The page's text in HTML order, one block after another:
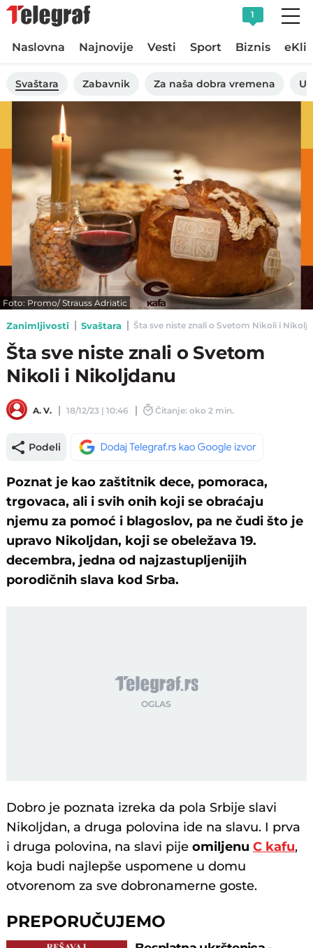
1
Naslovna Najnovije Vesti Sport Biznis
Svaštara Zabavnik Za naša dobra vremena
Foto: Promo/ Strauss Adriatic
Zanimljivosti Svaštara Šta sve niste znali o Svetom Nikoli i
Šta sve niste znali o Svetom
Nikoli i Nikoljdanu
A. V. 18/12/23 | 10:46 Čitanje: oko 2 min.
Podeli
Poznat je kao zaštitnik dece, pomoraca,
trgovaca, ali i svih onih koji se obraćaju
njemu za pomoć i blagoslov, pa ne čudi što je
upravo Nikoljdan, koji se obeležava 19.
decembra, jedna od najzastupljenijih
porodičnih slava kod Srba.
Dobro je poznata izreka da pola Srbije slavi
Nikoljdan, a druga polovina ide na slavu. I prva
i druga polovina, na slavi pijeomiljenuC kafu,
koja budi najlepše uspomene u domu
otvorenom za sve dobronamerne goste.
PREPORUČUJEMO